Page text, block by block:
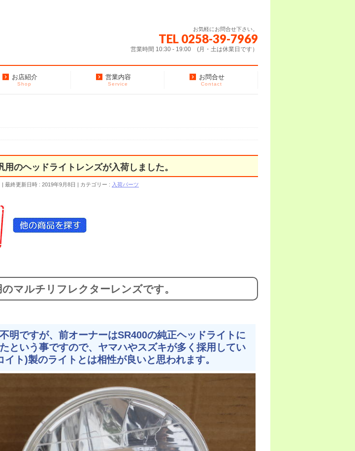
お気軽にお問合せ下さい。
TEL 0258-39-7969
営業時間 10:30 - 19:00 (月・土は休業日です）
お店紹介
Shop
営業内容
Service
お問合せ
Contact
用のヘッドライトレンズが入荷しました。
最終更新日時 : 2019年9月8日 カテゴリー : 入荷パーツ
マルチリフレクターレンズです。
明ですが、前オーナーはSR400の純正ヘッドライトに
という事ですので、ヤマハやスズキが多く採用してい
イト)製のライトとは相性が良いと思われます。